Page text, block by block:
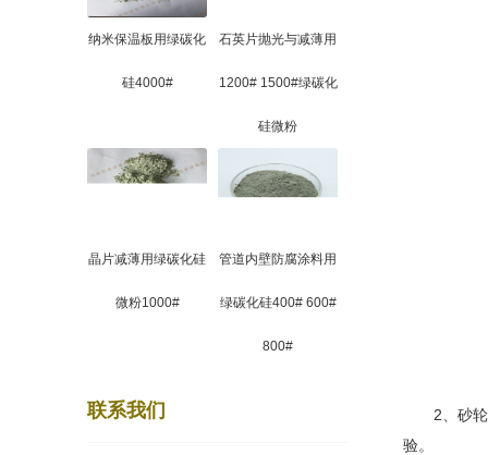
纳米保温板用绿碳化
硅4000#
石英片抛光与减薄用
1200# 1500#绿碳化
硅微粉
晶片减薄用绿碳化硅
微粉1000#
管道内壁防腐涂料用
绿碳化硅400# 600#
800#
联系我们
2、砂轮的
验。